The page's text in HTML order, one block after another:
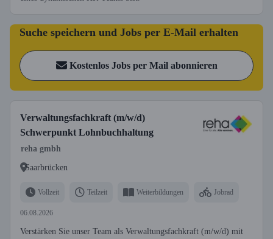
Suche speichern und Jobs per E-Mail erhalten
Kostenlos Jobs per Mail abonnieren
Verwaltungsfachkraft (m/w/d)
Schwerpunkt Lohnbuchhaltung
reha gmbh
Saarbrücken
Vollzeit Teilzeit Weiterbildungen Jobrad
06.08.2026
Verstärken Sie unser Team als Verwaltungsfachkraft (m/w/d) mit